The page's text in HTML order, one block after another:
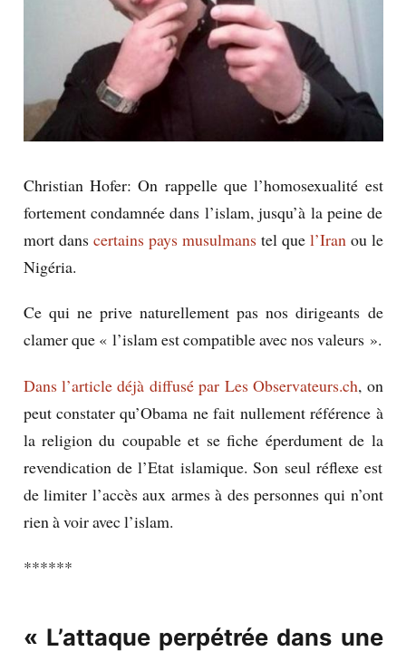
Christian Hofer: On rappelle que l’homosexualité est
fortement condamnée dans l’islam, jusqu’à la peine de
mort dans certains pays musulmans tel que l’Iranou le
Nigéria.
Ce qui ne prive naturellement pas nos dirigeants de
clamer que « l’islam est compatible avec nos valeurs ».
Dans l’article déjà diffusé par Les Observateurs.ch, on
peut constater qu’Obama ne fait nullement référence à
la religion du coupable et se fiche éperdument de la
revendication de l’Etat islamique. Son seul réflexe est
de limiter l’accès aux armes à des personnes qui n’ont
rien à voir avec l’islam.
******
« L’attaque perpétrée dans une